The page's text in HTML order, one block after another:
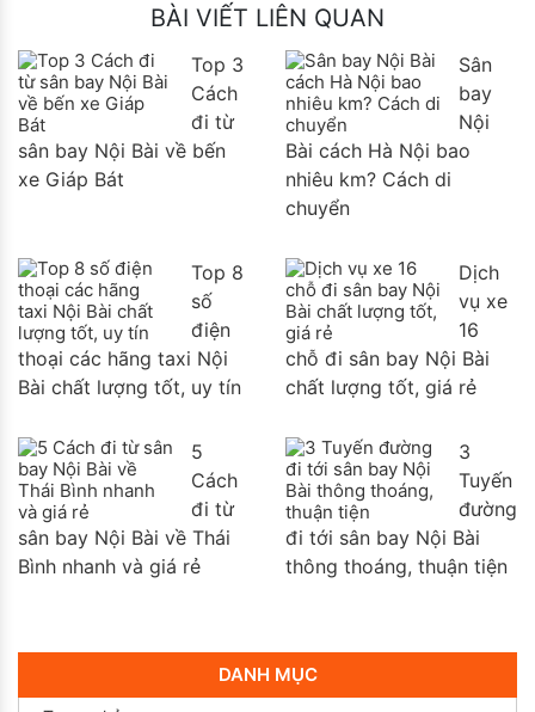
BÀI VIẾT LIÊN QUAN
Top 3
Cách
đi từ
sân bay Nội Bài về bến
xe Giáp Bát
Sân
bay
Nội
Bài cách Hà Nội bao
nhiêu km? Cách di
chuyển
Top 8
số
điện
thoại các hãng taxi Nội
Bài chất lượng tốt, uy tín
Dịch
vụ xe
16
chỗ đi sân bay Nội Bài
chất lượng tốt, giá rẻ
5
Cách
đi từ
sân bay Nội Bài về Thái
Bình nhanh và giá rẻ
3
Tuyến
đường
đi tới sân bay Nội Bài
thông thoáng, thuận tiện
DANH MỤC